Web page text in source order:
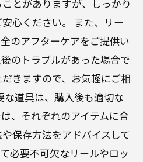
とがありますが、しっかり
心ください。 また、リー
のアフターケアをご提供い
のトラブルがあった場合で
きますので、お気軽にご相
道具は、購入後も適切な
、それぞれのアイテムに合
保存方法をアドバイスして
必要不可欠なリールやロッ